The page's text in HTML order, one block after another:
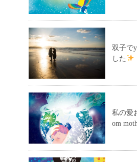
双子で
した
私の愛
om